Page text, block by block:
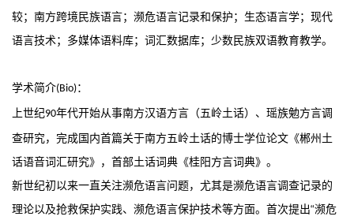
较；南方跨境民族语言；濒危语言记录和保护；生态语言学；现代
语言技术；多媒体语料库；词汇数据库；少数民族双语教育教学。
学术简介(Bio)：
上世纪90年代开始从事南方汉语方言（五岭土话）、瑶族勉方言调
查研究，完成国内首篇关于南方五岭土话的博士学位论文《郴州土
话语音词汇研究》，首部土话词典《桂阳方言词典》。
新世纪初以来一直关注濒危语言问题，尤其是濒危语言调查记录的
理论以及抢救保护实践、濒危语言保护技术等方面。首次提出“濒危